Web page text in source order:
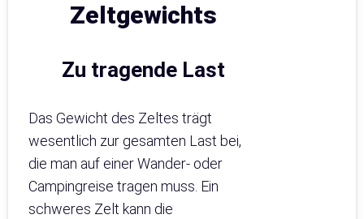
Zeltgewichts
Zu tragende Last
Das Gewicht des Zeltes trägt
wesentlich zur gesamten Last bei,
die man auf einer Wander- oder
Campingreise tragen muss. Ein
schweres Zelt kann die